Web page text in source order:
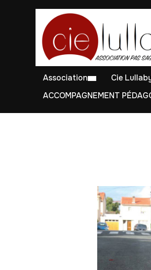
Association Cie
ACCOMPAGNEMENT